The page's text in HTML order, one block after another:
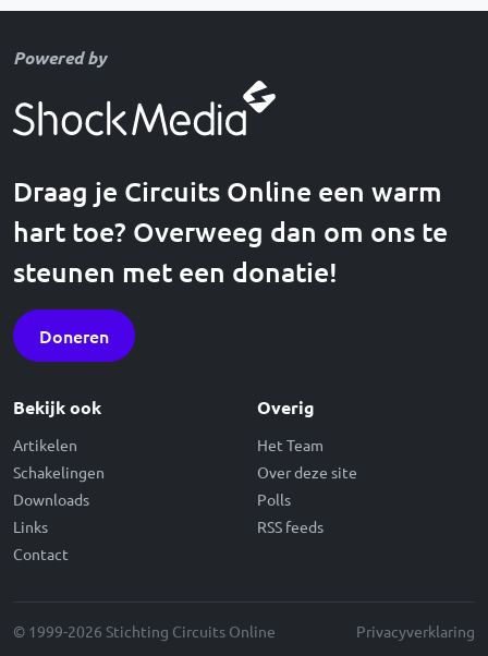
Powered by
Draag je Circuits Online een warm
hart toe? Overweeg dan om ons te
steunen met een donatie!
Doneren
Bekijk ook
Artikelen
Schakelingen
Downloads
Links
Contact
Overig
Het Team
Over deze site
Polls
RSS feeds
© 1999-2026 Stichting Circuits Online Privacyverklaring